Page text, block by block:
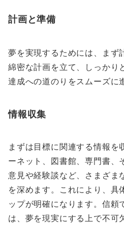
計画と準備
夢を実現するためには、まず
綿密な計画を立て、しっかり
達成への道のりをスムーズに
情報収集
まずは目標に関連する情報を
ーネット、図書館、専門書、
意見や経験談など、さまざま
を深めます。これにより、具
ップが明確になります。信頼
は、夢を現実にする上で不可